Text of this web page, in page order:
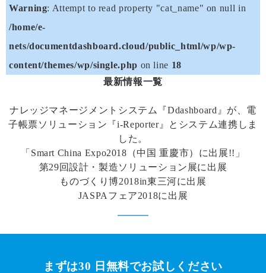
Warning: Attempt to read property "cat_name" on null in
/home/e-
nets/documentdashboard.cloud/public_html/wp/wp-
content/themes/wp/single.php on line 18
最新情報一覧
ナレッジマネージメントシステム『Ddashboard』が、電
子帳票ソリューション『i-Reporter』とシステム連携しま
した。
「Smart China Expo2018（中国 重慶市）に出展!!」
第29回設計・製造ソリューション展に出展
ものづくり博2018in東三河に出展
JASPAフェア2018に出展
まずは30 日無料でお試しください